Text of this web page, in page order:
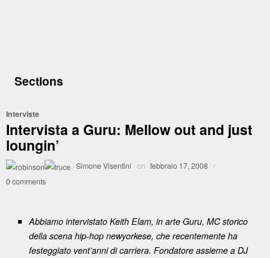
Sections
Interviste
Intervista a Guru: Mellow out and just
loungin’
·Simone Visentini on febbraio 17, 2008 /
0 comments
Abbiamo intervistato Keith Elam, in arte Guru, MC storico
della scena hip-hop newyorkese, che recentemente ha
festeggiato vent’anni di carriera. Fondatore assieme a DJ